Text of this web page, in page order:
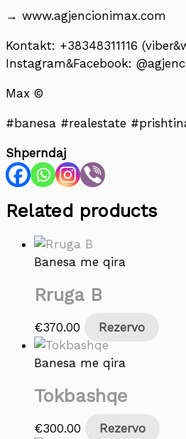
→ www.agjencionimax.com
Kontakt: +38348311116
Instagram&Facebook:
Max ©
#banesa #realestate
Shperndaj
Related products
Banesa me qira
Rruga B
€370.00 Rezervo
Banesa me qira
Tokbashqe
€300.00 Rezervo